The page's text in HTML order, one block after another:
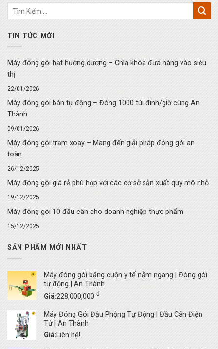
TIN TỨC MỚI
Máy đóng gói hạt hướng dương – Chìa khóa đưa hàng vào siêu
thị
22/01/2026
Máy đóng gói bán tự động – Đóng 1000 túi đinh/giờ cùng An
Thành
09/01/2026
Máy đóng gói trạm xoay – Mang đến giải pháp đóng gói an
toàn
26/12/2025
Máy đóng gói giá rẻ phù hợp với các cơ sở sản xuất quy mô nhỏ
19/12/2025
Máy đóng gói 10 đầu cân cho doanh nghiệp thực phẩm
15/12/2025
SẢN PHẨM MỚI NHẤT
Máy đóng gói băng cuộn y tế nằm ngang | Đóng gói
tự động | An Thành
Giá:228,000,000 đ
Máy Đóng Gói Đậu Phộng Tự Động | Đầu Cân Điện
Tử | An Thành
Giá:Liên hệ!